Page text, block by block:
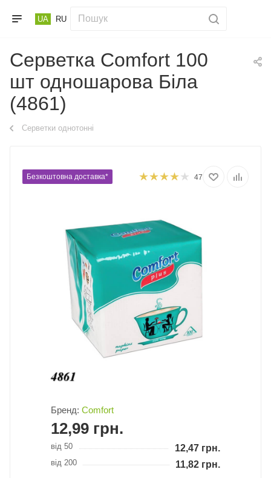
UA RU
Серветка Comfort 100
шт одношарова Біла
(4861)
Серветки однотонні
Безкоштовна доставка* 47
Бренд: Comfort
12,99 грн.
від 50 12,47 грн.
від 200 11,82 грн.